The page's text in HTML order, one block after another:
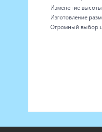
Изменение
Изготовление
Огромный выбор